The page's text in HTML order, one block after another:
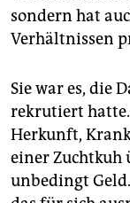
sondern hat
Verhältnissen
Sie war es, die
rekrutiert
Herkunft,
einer Zuchtkuh
unbedingt